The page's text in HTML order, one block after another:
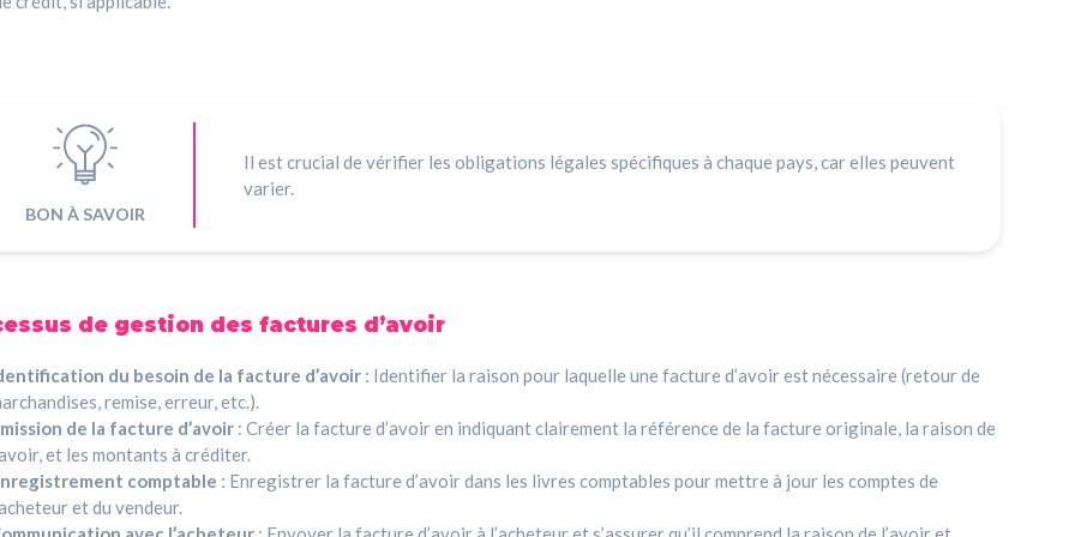
BON À SAVOIR
Il est crucial de vérifier les obligations légales spécifiques à chaque pays, car elles peuvent
varier.
de gestion des factures d’avoir
du besoin de la facture d’avoir : Identifier la raison pour laquelle une facture d’avoir est nécessaire (retour de
remise, erreur, etc.).
de la facture d’avoir : Créer la facture d’avoir en indiquant clairement la référence de la facture originale, la raison de
et les montants à créditer.
comptable : Enregistrer la facture d’avoir dans les livres comptables pour mettre à jour les comptes de
et du vendeur.